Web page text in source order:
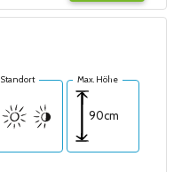
Standort Max. Höhe
90cm